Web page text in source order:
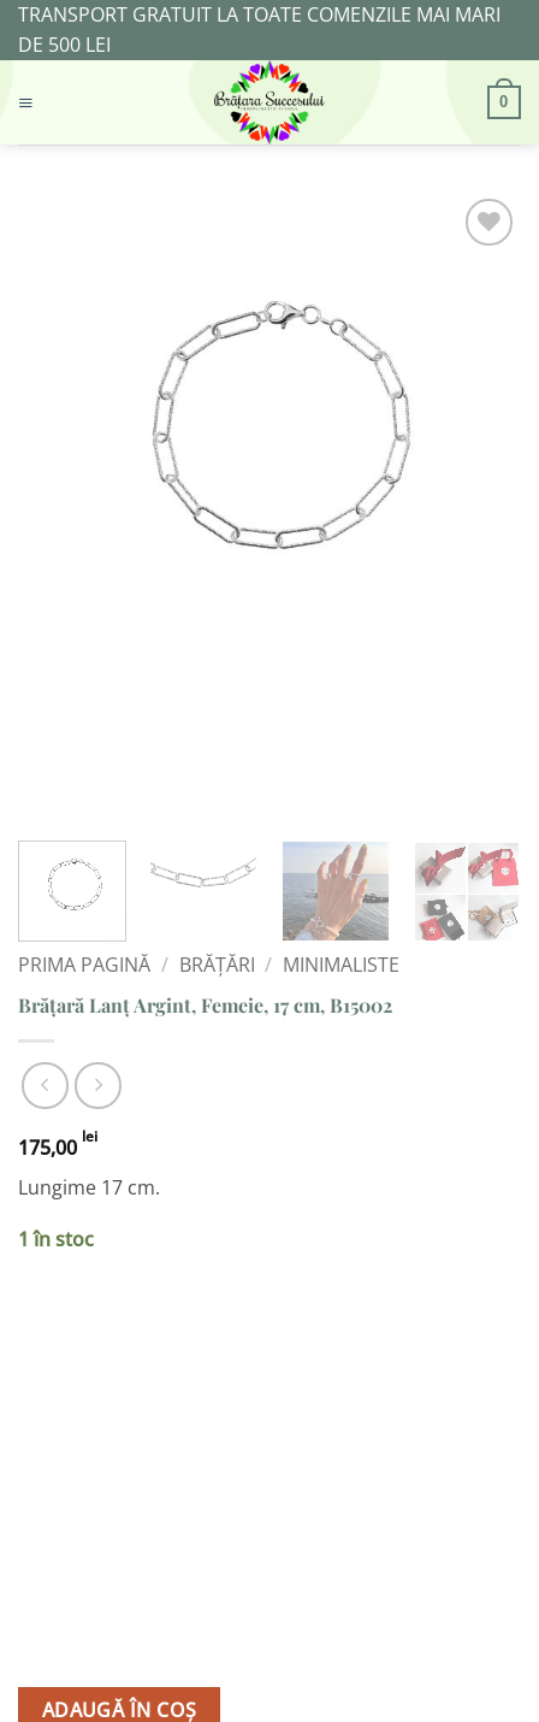
SkipTRANSPORT GRATUIT LA TOATE COMENZILE MAI MARI
DE 500 LEI
0
PRIMA PAGINĂ / BRĂȚĂRI / MINIMALISTE
Brățară Lanț Argint, Femeie, 17 cm, B15002
175,00 lei
Lungime 17 cm.
1 în stoc
ADAUGĂ ÎN COȘ